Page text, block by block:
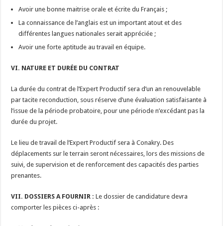
Avoir une bonne maitrise orale et écrite du Français ;
La connaissance de l’anglais est un important atout et des
différentes langues nationales serait appréciée ;
Avoir une forte aptitude au travail en équipe.
VI. NATURE ET DURÉE DU CONTRAT
La durée du contrat de l’Expert Productif sera d’un an renouvelable
par tacite reconduction, sous réserve d’une évaluation satisfaisante à
l’issue de la période probatoire, pour une période n’excédant pas la
durée du projet.
Le lieu de travail de l’Expert Productif sera à Conakry. Des
déplacements sur le terrain seront nécessaires, lors des missions de
suivi, de supervision et de renforcement des capacités des parties
prenantes.
VII. DOSSIERS A FOURNIR : Le dossier de candidature devra
comporter les pièces ci-après :